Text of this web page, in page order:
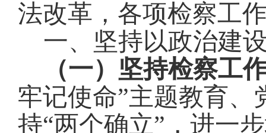
法改革，各项检察工
一、 坚持以政治建
（一）坚持检察工
牢记使命”主题教育
持“两个确立”， 进一